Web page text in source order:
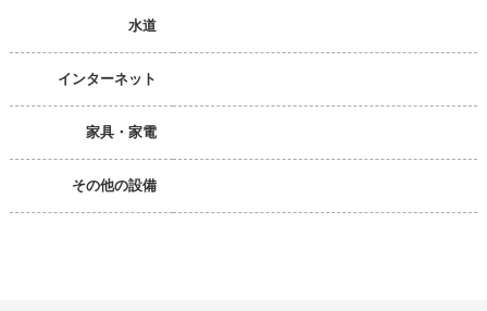
水道
インターネット
家具・家電
その他の設備